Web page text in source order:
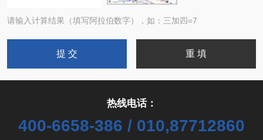
请输入计算结果（填写阿拉伯数字），如：三加四=7
热线电话：
400-6658-386 / 010,87712860